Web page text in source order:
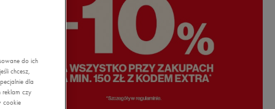
9-16 lat
0-4 lat
4-8 lat
9-16 lat
do ich
chcesz,
dla
reklam czy
cookie